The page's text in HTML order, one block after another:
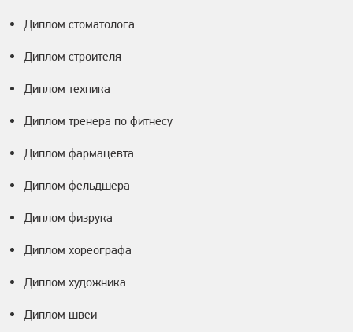
Диплом стоматолога
Диплом строителя
Диплом техника
Диплом тренера по фитнесу
Диплом фармацевта
Диплом фельдшера
Диплом физрука
Диплом хореографа
Диплом художника
Диплом швеи